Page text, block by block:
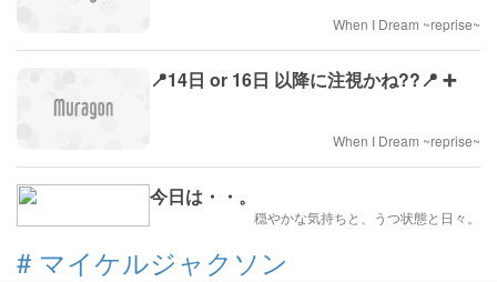
When I Dream ~reprise~
📍14日 or 16日 以降に注視かね??📍 ➕
When I Dream ~reprise~
今日は・・。
穏やかな気持ちと、うつ状態と日々。
# マイケルジャクソン